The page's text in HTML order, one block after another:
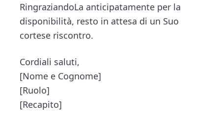
RingraziandoLa anticipatamente per la
disponibilità, resto in attesa di un Suo
cortese riscontro.
Cordiali saluti,
[Nome e Cognome]
[Ruolo]
[Recapito]